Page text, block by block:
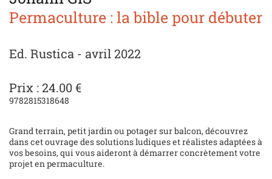
Permaculture : la bible pour débuter
Ed. Rustica - avril 2022
Prix : 24.00 €
9782815318648
Grand terrain, petit jardin ou potager sur balcon, découvrez
dans cet ouvrage des solutions ludiques et réalistes adaptées à
vos besoins, qui vous aideront à démarrer concrètement votre
projet en permaculture.